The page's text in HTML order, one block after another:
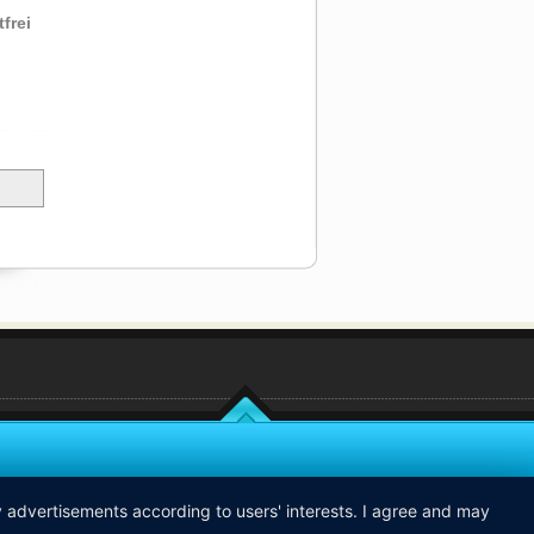
according to users' interests. I agree and may